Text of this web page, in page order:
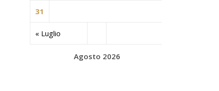
Agosto 2026
« Luglio
31